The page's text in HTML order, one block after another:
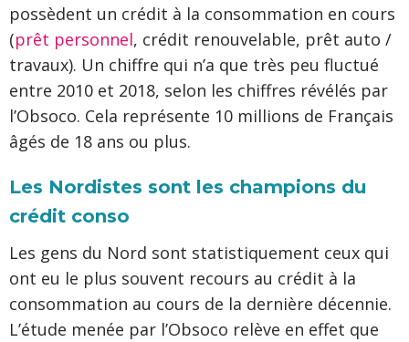
possèdent un crédit à la consommation en cours
(prêt personnel, crédit renouvelable, prêt auto /
travaux). Un chiffre qui n’a que très peu fluctué
entre 2010 et 2018, selon les chiffres révélés par
l’Obsoco. Cela représente 10 millions de Français
âgés de 18 ans ou plus.
Les Nordistes sont les champions du
crédit conso
Les gens du Nord sont statistiquement ceux qui
ont eu le plus souvent recours au crédit à la
consommation au cours de la dernière décennie.
L’étude menée par l’Obsoco relève en effet que